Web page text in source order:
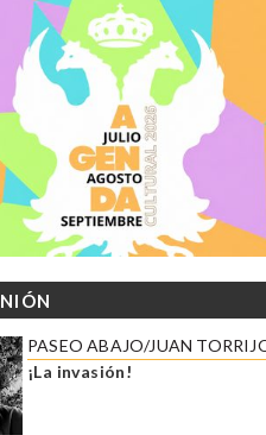
PASEO ABAJO/JUAN
¡La invasión!